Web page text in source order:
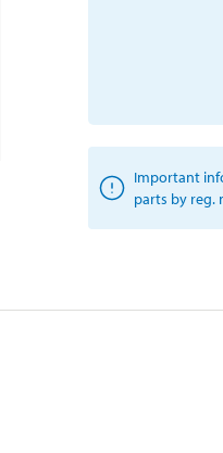
Important
parts by reg.